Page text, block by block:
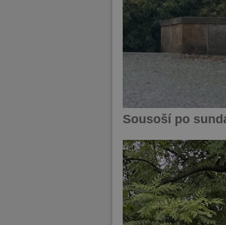
Sousoší po